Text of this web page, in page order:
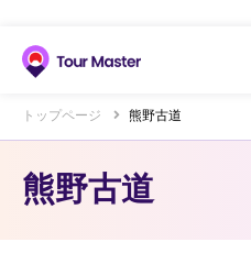
トップページ 熊野古道
熊野古道